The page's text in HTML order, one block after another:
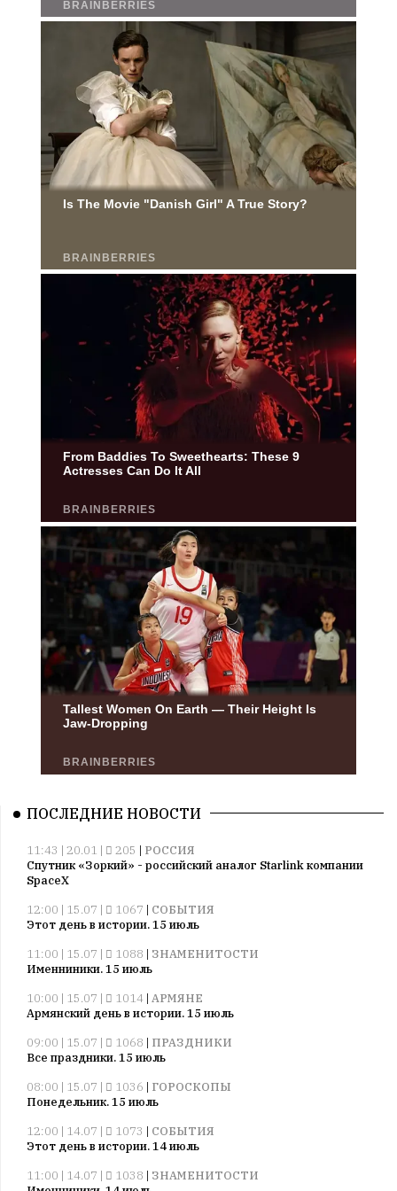
ПОСЛЕДНИЕ НОВОСТИ
11:43 | 20.01 | 205 | РОССИЯ
Спутник «Зоркий» - российский аналог Starlink компании
SpaceX
12:00 | 15.07 |
1067 | СОБЫТИЯ
Этот день в истории. 15 июль
11:00 | 15.07 |
1088 | ЗНАМЕНИТОСТИ
Именниники. 15 июль
10:00 | 15.07 |
1014 | АРМЯНЕ
Армянский день в истории. 15 июль
09:00 | 15.07 |
1068 | ПРАЗДНИКИ
Все праздники. 15 июль
08:00 | 15.07 |
1036 | ГОРОСКОПЫ
Понедельник. 15 июль
12:00 | 14.07 |
1073 | СОБЫТИЯ
Этот день в истории. 14 июль
11:00 | 14.07 |
1038 | ЗНАМЕНИТОСТИ